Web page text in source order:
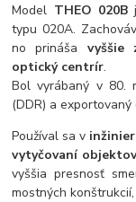
Model THEO 020B
typu 020A.
no prináša vyššie
optický centrír.
Bol vyrábaný v 80.
(DDR) a
Používal sa v
vytyčovaní
vyššia presnosť
mostných